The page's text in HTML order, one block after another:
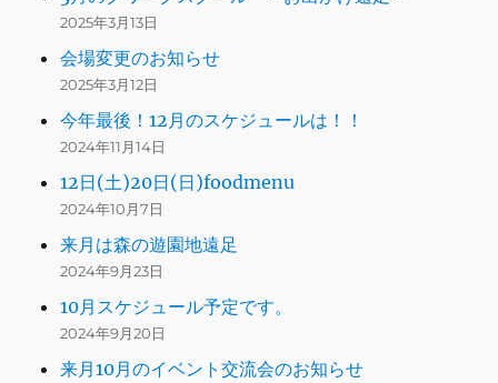
2025年3月13日
会場変更のお知らせ
2025年3月12日
今年最後！12月のスケジュールは！！
2024年11月14日
12日(土)20日(日)foodmenu
2024年10月7日
来月は森の遊園地遠足
2024年9月23日
10月スケジュール予定です。
2024年9月20日
来月10月のイベント交流会のお知らせ